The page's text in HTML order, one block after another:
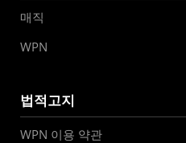
매직
WPN
법적고지
WPN 이용 약관